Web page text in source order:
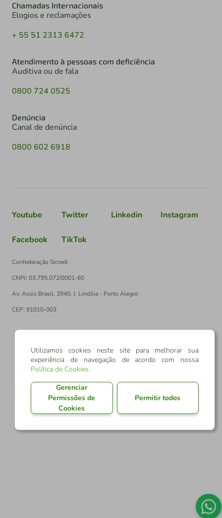
Chamadas Internacionais
Elogios e reclamações
+ 55 51 2313 6472
Atendimento à pessoas com deficiência
Auditiva ou de fala
0800 724 0525
Denúncia
Canal de denúncia
0800 602 6918
Youtube Twitter Linkedin Instagram
Facebook TikTok
Confederação Sicredi
CNPJ: 03.795.072/0001-60
Av. Assis Brasil, 3940, J. Lindóia - Porto Alegre
CEP: 91010-003
Utilizamos cookies neste site para melhorar sua
experiência de navegação de acordo com nossa
Política de Cookies.
Gerenciar
Permissões de
Cookies
Permitir todos